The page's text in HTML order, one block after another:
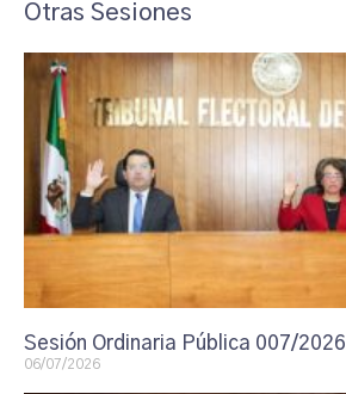
Otras Sesiones
Sesión Ordinaria Pública 007/2026
06/07/2026